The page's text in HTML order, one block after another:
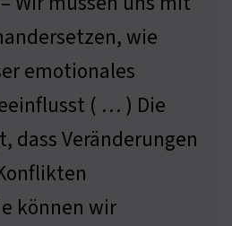
wie
emotionales
( … ) Die
dass Veränderungen
können wir